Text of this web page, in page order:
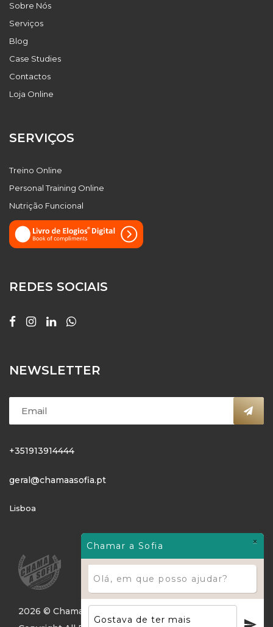
Chamar a Sofia ×
Olá, em que posso ajudar?
Sobre Nós
Serviços
Blog
Case Studies
Contactos
Loja Online
SERVIÇOS
Treino Online
Personal Training Online
Nutrição Funcional
REDES SOCIAIS
NEWSLETTER
+351913914444
geral@chamaasofia.pt
Lisboa
2026 © Chama A Sofia - Welness Solutions, LDA.